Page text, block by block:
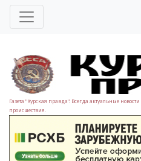
Газета "Курская правда". Всегда актуальные
происшествия.